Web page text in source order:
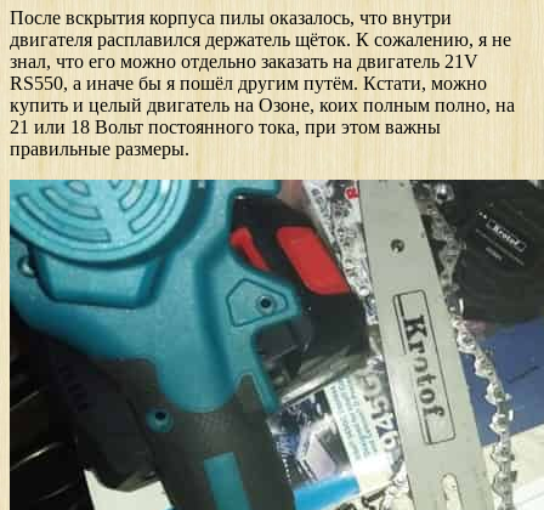
После вскрытия корпуса пилы оказалось, что внутри
двигателя расплавился держатель щёток. К сожалению, я не
знал, что его можно отдельно заказать на двигатель 21V
RS550, а иначе бы я пошёл другим путём. Кстати, можно
купить и целый двигатель на Озоне, коих полным полно, на
21 или 18 Вольт постоянного тока, при этом важны
правильные размеры.